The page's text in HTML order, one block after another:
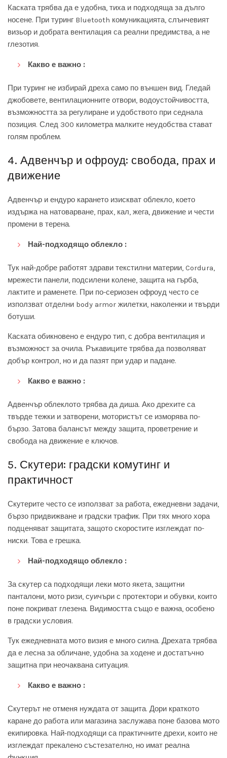
Каската трябва да е удобна, тиха и подходяща за дълго
носене. При туринг Bluetooth комуникацията, слънчевият
визьор и добрата вентилация са реални предимства, а не
глезотия.
Какво е важно :
При туринг не избирай дреха само по външен вид. Гледай
джобовете, вентилационните отвори, водоустойчивостта,
възможността за регулиране и удобството при седнала
позиция. След 300 километра малките неудобства стават
голям проблем.
4. Адвенчър и офроуд: свобода, прах и
движение
Адвенчър и ендуро карането изискват облекло, което
издържа на натоварване, прах, кал, жега, движение и чести
промени в терена.
Най-подходящо облекло :
Тук най-добре работят здрави текстилни материи, Cordura,
мрежести панели, подсилени колене, защита на гърба,
лактите и раменете. При по-сериозен офроуд често се
използват отделни body armor жилетки, наколенки и твърди
ботуши.
Каската обикновено е ендуро тип, с добра вентилация и
възможност за очила. Ръкавиците трябва да позволяват
добър контрол, но и да пазят при удар и падане.
Какво е важно :
Адвенчър облеклото трябва да диша. Ако дрехите са
твърде тежки и затворени, мотористът се изморява по-
бързо. Затова балансът между защита, проветрение и
свобода на движение е ключов.
5. Скутери: градски комутинг и
практичност
Скутерите често се използват за работа, ежедневни задачи,
бързо придвижване и градски трафик. При тях много хора
подценяват защитата, защото скоростите изглеждат по-
ниски. Това е грешка.
Най-подходящо облекло :
За скутер са подходящи леки мото якета, защитни
панталони, мото ризи, суичъри с протектори и обувки, които
поне покриват глезена. Видимостта също е важна, особено
в градски условия.
Тук ежедневната мото визия е много силна. Дрехата трябва
да е лесна за обличане, удобна за ходене и достатъчно
защитна при неочаквана ситуация.
Какво е важно :
Скутерът не отменя нуждата от защита. Дори краткото
каране до работа или магазина заслужава поне базова мото
екипировка. Най-подходящи са практичните дрехи, които не
изглеждат прекалено състезателно, но имат реална